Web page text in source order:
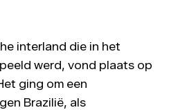
interland die in het
werd, vond plaats op
ging om een
Brazilië, als